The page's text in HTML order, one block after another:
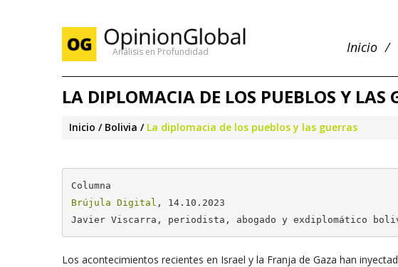
Análisis en Profundidad Inicio
LA DIPLOMACIA DE LOS PUEBLOS Y LAS
Inicio Bolivia La diplomacia de los pueblos y las guerras
Brújula Digital , 14.10.2023
Javier Viscarra, periodista, abogado y exdiplomático
Los acontecimientos recientes en Israel y la Franja de Gaza han